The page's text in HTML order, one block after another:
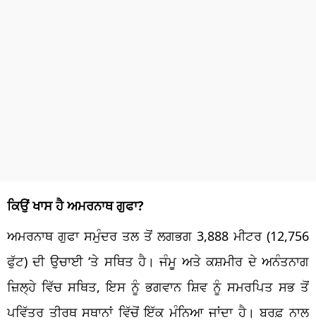
ਕਿਉਂ ਖਾਸ ਹੈ ਅਮਰਨਾਥ ਗੁਫਾ?
ਅਮਰਨਾਥ ਗੁਫਾ ਸਮੁੰਦਰ ਤਲ ਤੋਂ ਲਗਭਗ 3,888 ਮੀਟਰ (12,756
ਫੁੱਟ) ਦੀ ਉਚਾਈ ‘ਤੇ ਸਥਿਤ ਹੈ। ਜੰਮੂ ਅਤੇ ਕਸ਼ਮੀਰ ਦੇ ਅਨੰਤਨਾਗ
ਜ਼ਿਲ੍ਹੇ ਵਿੱਚ ਸਥਿਤ, ਇਸ ਨੂੰ ਭਗਵਾਨ ਸ਼ਿਵ ਨੂੰ ਸਮਰਪਿਤ ਸਭ ਤੋਂ
ਪਵਿੱਤਰ ਤੀਰਥ ਸਥਾਨਾਂ ਵਿੱਚੋਂ ਇੱਕ ਮੰਨਿਆ ਜਾਂਦਾ ਹੈ। ਬਰਫ਼ ਨਾਲ